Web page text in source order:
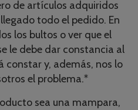
de artículos adquiridos
todo el pedido. En
los bultos o ver que el
le debe dar constancia al
y, además, nos lo
el problema.*
sea una mampara,